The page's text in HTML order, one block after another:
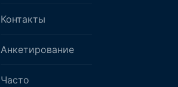
Контакты
Анкетирование
Часто